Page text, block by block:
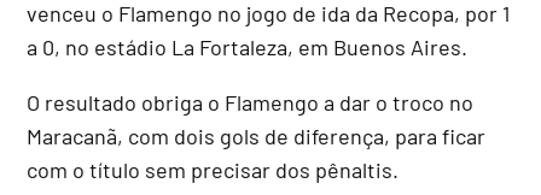
venceu o Flamengo no jogo de ida da Recopa, por 1
a 0, no estádio La Fortaleza, em Buenos Aires.
O resultado obriga o Flamengo a dar o troco no
Maracanã, com dois gols de diferença, para ficar
com o título sem precisar dos pênaltis.